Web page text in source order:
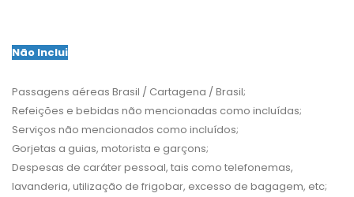
Não Inclui
Passagens aéreas Brasil / Cartagena / Brasil;
Refeições e bebidas não mencionadas como incluídas;
Serviços não mencionados como incluídos;
Gorjetas a guias, motorista e garçons;
Despesas de caráter pessoal, tais como telefonemas,
lavanderia, utilização de frigobar, excesso de bagagem, etc;